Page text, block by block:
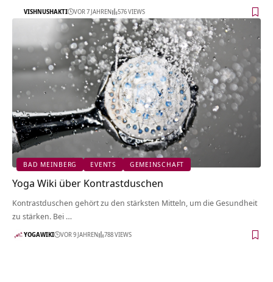
VISHNUSHAKTI VOR 7 JAHREN 576 VIEWS
BAD MEINBERG EVENTS GEMEINSCHAFT
Yoga Wiki über Kontrastduschen
Kontrastduschen gehört zu den stärksten Mitteln, um die Gesundheit
zu stärken. Bei …
YOGAWIKI VOR 9 JAHREN 788 VIEWS